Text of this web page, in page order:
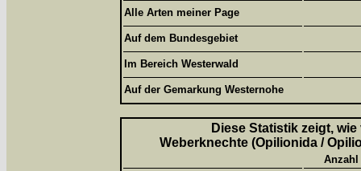
Alle Arten meiner Page
Auf dem Bundesgebiet
Im Bereich Westerwald
Auf der Gemarkung Westernohe
Diese Statistik zeigt,
Weberknechte (Opilionida /